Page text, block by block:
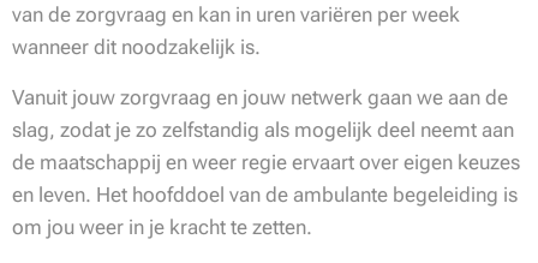
van de zorgvraag en kan in uren variëren per week
wanneer dit noodzakelijk is.
Vanuit jouw zorgvraag en jouw netwerk gaan we aan de
slag, zodat je zo zelfstandig als mogelijk deel neemt aan
de maatschappij en weer regie ervaart over eigen keuzes
en leven. Het hoofddoel van de ambulante begeleiding is
om jou weer in je kracht te zetten.